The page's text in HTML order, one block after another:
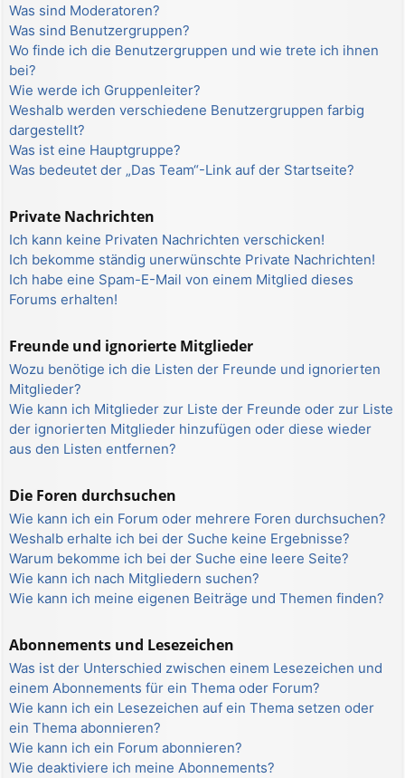
Was sind Moderatoren?
Was sind Benutzergruppen?
Wo finde ich die Benutzergruppen und wie trete ich ihnen
bei?
Wie werde ich Gruppenleiter?
Weshalb werden verschiedene Benutzergruppen farbig
dargestellt?
Was ist eine Hauptgruppe?
Was bedeutet der „Das Team“-Link auf der Startseite?
Private Nachrichten
Ich kann keine Privaten Nachrichten verschicken!
Ich bekomme ständig unerwünschte Private Nachrichten!
Ich habe eine Spam-E-Mail von einem Mitglied dieses
Forums erhalten!
Freunde und ignorierte Mitglieder
Wozu benötige ich die Listen der Freunde und ignorierten
Mitglieder?
Wie kann ich Mitglieder zur Liste der Freunde oder zur Liste
der ignorierten Mitglieder hinzufügen oder diese wieder
aus den Listen entfernen?
Die Foren durchsuchen
Wie kann ich ein Forum oder mehrere Foren durchsuchen?
Weshalb erhalte ich bei der Suche keine Ergebnisse?
Warum bekomme ich bei der Suche eine leere Seite?
Wie kann ich nach Mitgliedern suchen?
Wie kann ich meine eigenen Beiträge und Themen finden?
Abonnements und Lesezeichen
Was ist der Unterschied zwischen einem Lesezeichen und
einem Abonnements für ein Thema oder Forum?
Wie kann ich ein Lesezeichen auf ein Thema setzen oder
ein Thema abonnieren?
Wie kann ich ein Forum abonnieren?
Wie deaktiviere ich meine Abonnements?